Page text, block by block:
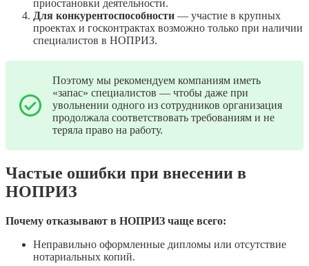
приостановки деятельности.
Для конкурентоспособности — участие в крупных
проектах и госконтрактах возможно только при наличии
специалистов в НОПРИЗ.
Поэтому мы рекомендуем компаниям иметь
«запас» специалистов — чтобы даже при
увольнении одного из сотрудников организация
продолжала соответствовать требованиям и не
теряла право на работу.
Частые ошибки при внесении в
НОПРИЗ
Почему отказывают в НОПРИЗ чаще всего:
Неправильно оформленные дипломы или отсутствие
нотариальных копий.